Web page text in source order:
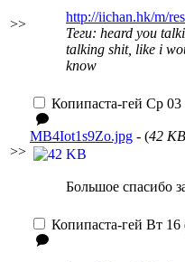
>> http://iichan.hk/m/
Теги: heard you
talking shit, like i
know
>>
Копипаста-гей Ср 03
MB4Iot1s9Zo.jpg - (42
Большое спасибо
Копипаста-гей Вт 16